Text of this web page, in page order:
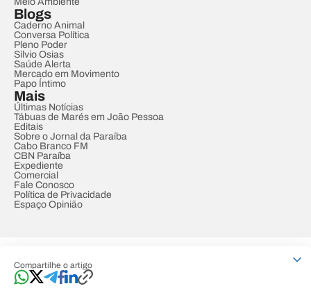
Compartilhe o artigo
Blogs
Caderno Animal
Conversa Política
Pleno Poder
Sílvio Osias
Saúde Alerta
Mercado em Movimento
Papo Íntimo
Mais
Últimas Notícias
Tábuas de Marés em João Pessoa
Editais
Sobre o Jornal da Paraíba
Cabo Branco FM
CBN Paraíba
Expediente
Comercial
Fale Conosco
Política de Privacidade
Espaço Opinião
Developed by Designed by